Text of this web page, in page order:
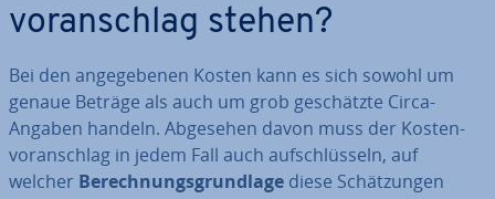
vor­anschlag stehen?
Bei den an­ge­ge­be­nen Kosten kann es sich sowohl um
genaue Beträge als auch um grob ge­schätz­te Circa-
Angaben handeln. Abgesehen davon muss der Kos­ten­
vor­anschlag in jedem Fall auch auf­schlüs­seln, auf
welcher Be­rech­nungs­grund­la­ge diese Schät­zun­gen